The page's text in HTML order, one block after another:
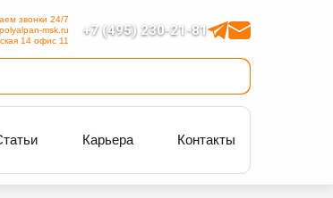
+7 (495) 230-21-81
звонки 24/7
msk.ru
14 офис 11
Карьера Контакты